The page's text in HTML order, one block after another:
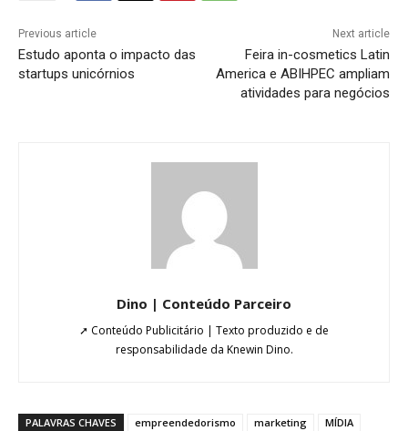
Previous article
Estudo aponta o impacto das
startups unicórnios
Next article
Feira in-cosmetics Latin
America e ABIHPEC ampliam
atividades para negócios
Dino | Conteúdo Parceiro
➚ Conteúdo Publicitário | Texto produzido e de
responsabilidade da Knewin Dino.
PALAVRAS CHAVES empreendedorismo marketing
MÍDIA